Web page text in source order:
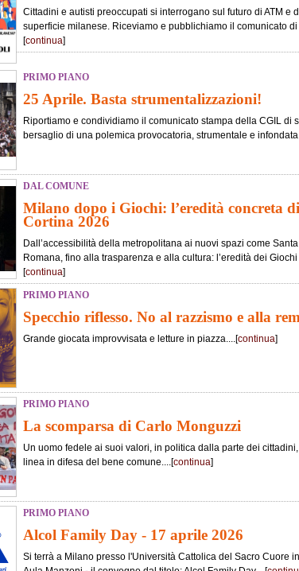
Cittadini e autisti preoccupati si interrogano sul futuro di ATM e
superficie milanese. Riceviamo e pubblichiamo il comunicato
[continua]
PRIMO PIANO
25 Aprile. Basta strumentalizzazioni!
Riportiamo e condividiamo il comunicato stampa della CGIL di
bersaglio di una polemica provocatoria, strumentale e
DAL COMUNE
Milano dopo i Giochi: l’eredità concreta
Cortina 2026
Dall’accessibilità della metropolitana ai nuovi spazi come
Romana, fino alla trasparenza e alla cultura: l’eredità dei
[continua]
PRIMO PIANO
Specchio riflesso. No al razzismo e alla
Grande giocata improvvisata e letture in piazza....[continua]
PRIMO PIANO
La scomparsa di Carlo Monguzzi
Un uomo fedele ai suoi valori, in politica dalla parte dei
linea in difesa del bene comune....[continua]
PRIMO PIANO
Alcol Family Day - 17 aprile 2026
Si terrà a Milano presso l'Università Cattolica del Sacro Cuore